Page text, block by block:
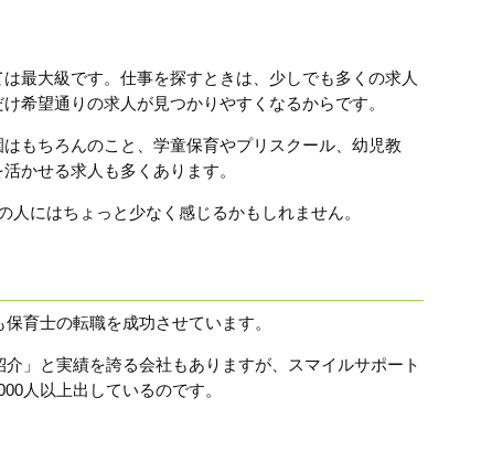
最大級です。仕事を探すときは、少しでも多くの求人
希望通りの求人が見つかりやすくなるからです。
もちろんのこと、学童保育やプリスクール、幼児教
かせる求人も多くあります。
にはちょっと少なく感じるかもしれません。
育士の転職を成功させています。
」と実績を誇る会社もありますが、スマイルサポート
人以上出しているのです。